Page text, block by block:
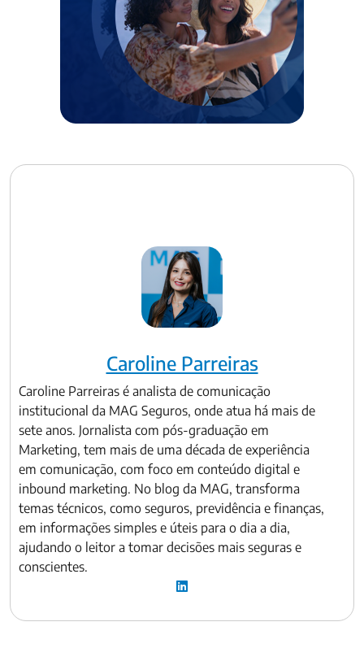
Caroline Parreiras
Caroline Parreiras é analista de comunicação
institucional da MAG Seguros, onde atua há mais de
sete anos. Jornalista com pós-graduação em
Marketing, tem mais de uma década de experiência
em comunicação, com foco em conteúdo digital e
inbound marketing. No blog da MAG, transforma
temas técnicos, como seguros, previdência e finanças,
em informações simples e úteis para o dia a dia,
ajudando o leitor a tomar decisões mais seguras e
conscientes.